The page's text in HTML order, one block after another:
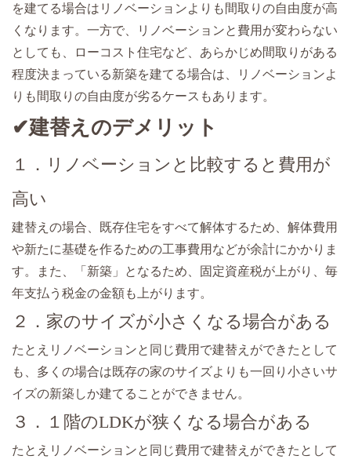
を建てる場合はリノベーションよりも間取りの自由度が高
くなります。一方で、リノベーションと費用が変わらない
としても、ローコスト住宅など、あらかじめ間取りがある
程度決まっている新築を建てる場合は、リノベーションよ
りも間取りの自由度が劣るケースもあります。
✔建替えのデメリット
１．リノベーションと比較すると費用が
高い
建替えの場合、既存住宅をすべて解体するため、解体費用
や新たに基礎を作るための工事費用などが余計にかかりま
す。また、「新築」となるため、固定資産税が上がり、毎
年支払う税金の金額も上がります。
２．家のサイズが小さくなる場合がある
たとえリノベーションと同じ費用で建替えができたとして
も、多くの場合は既存の家のサイズよりも一回り小さいサ
イズの新築しか建てることができません。
３．１階のLDKが狭くなる場合がある
たとえリノベーションと同じ費用で建替えができたとして